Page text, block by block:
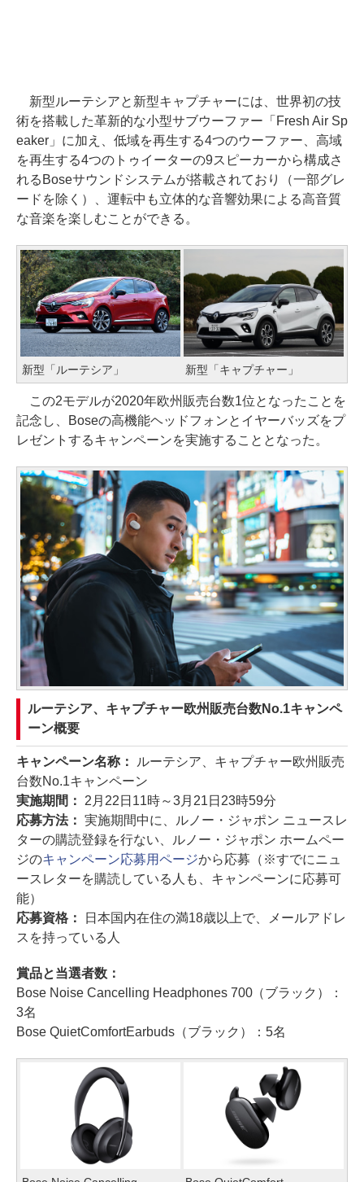
新型ルーテシアと新型キャプチャーには、世界初の技
術を搭載した革新的な小型サブウーファー「Fresh Air Sp
eaker」に加え、低域を再生する4つのウーファー、高域
を再生する4つのトゥイーターの9スピーカーから構成さ
れるBoseサウンドシステムが搭載されており（一部グレ
ードを除く）、運転中も立体的な音響効果による高音質
な音楽を楽しむことができる。
新型「ルーテシア」 新型「キャプチャー」
この2モデルが2020年欧州販売台数1位となったことを
記念し、Boseの高機能ヘッドフォンとイヤーバッズをプ
レゼントするキャンペーンを実施することとなった。
ルーテシア、キャプチャー欧州販売台数No.1キャンペ
ーン概要
キャンペーン名称：
ルーテシア、キャプチャー欧州販売
台数No.1キャンペーン
実施期間： 2月22日11時～3月21日23時59分
応募方法： 実施期間中に、ルノー・ジャポン ニュースレ
ターの購読登録を行ない、ルノー・ジャポン ホームペー
ジのキャンペーン応募用ページから応募（※すでにニュ
ースレターを購読している人も、キャンペーンに応募可
能）
応募資格：
日本国内在住の満18歳以上で、メールアドレ
スを持っている人
賞品と当選者数：
Bose Noise Cancelling Headphones 700（ブラック）：
3名
Bose QuietComfortEarbuds（ブラック）：5名